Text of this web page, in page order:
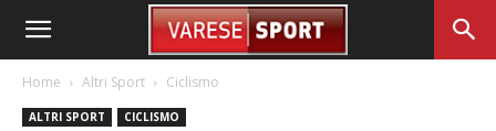
Home Altri Sport Ciclismo
ALTRI SPORT CICLISMO